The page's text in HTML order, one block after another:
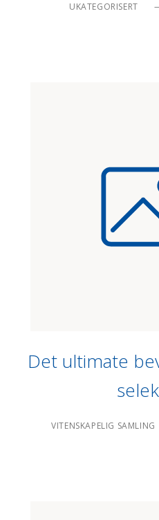
UKATEGORISERT
Det ultimate
VITENSKAPELIG SAMLING